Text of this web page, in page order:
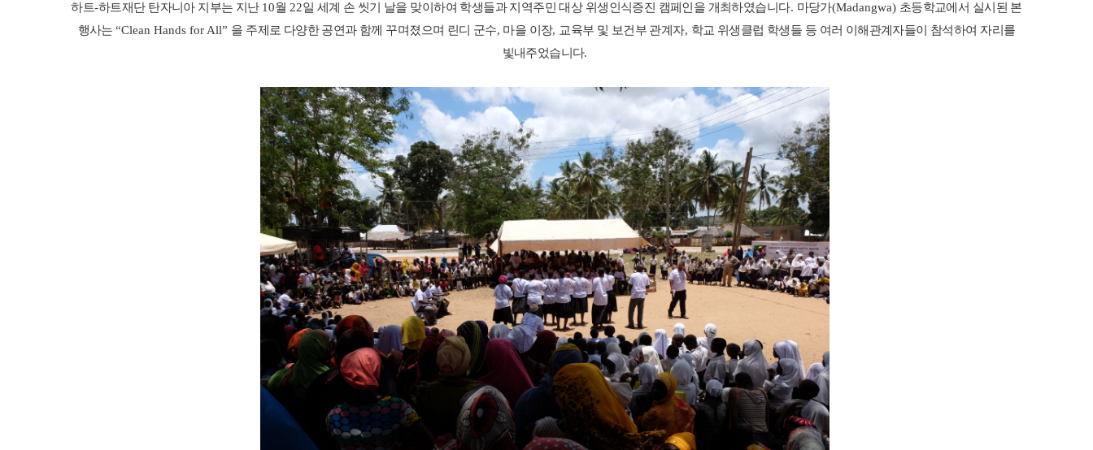
하트-하트재단 탄자니아 지부는 지난 10월 22일 세계 손 씻기 날을 맞이하여 학생들과 지역주민 대상 위생인식증진 캠페인을 개최하였습니다. 마당가(Madangwa) 초등학교에서 실시된 본
행사는“Clean Hands for All” 을 주제로 다양한 공연과 함께 꾸며졌으며 린디 군수, 마을 이장, 교육부 및 보건부 관계자, 학교 위생클럽 학생들 등 여러 이해관계자들이 참석하여 자리를
빛내주었습니다.